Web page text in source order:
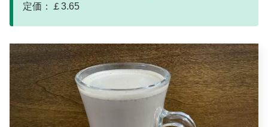
定価：￡3.65